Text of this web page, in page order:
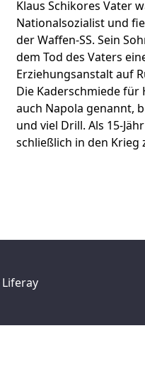
Klaus Schikores Vater
Nationalsozialist und
der Waffen-SS. Sein
dem Tod des Vaters
Erziehungsanstalt auf
Die Kaderschmiede
auch Napola genannt,
und viel Drill. Als 15-
schließlich in den Krieg
Liferay